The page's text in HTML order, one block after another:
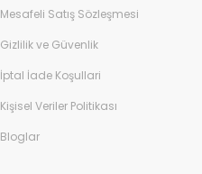
Mesafeli Satış Sözleşmesi
Gizlilik ve Güvenlik
İptal İade Koşullari
Kişisel Veriler Politikası
Bloglar